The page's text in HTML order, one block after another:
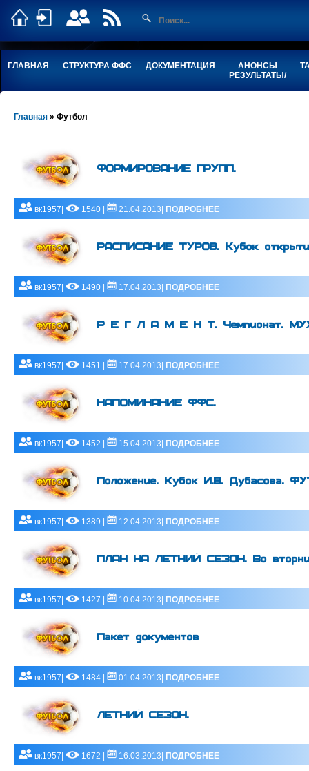
ГЛАВНАЯ СТРУКТУРА ФФС ДОКУМЕНТАЦИЯ
АНОНСЫ
РЕЗУЛЬТАТЫ/
Главная » Футбол
ФОРМИРОВАНИЕ ГРУПП.
вк1957| 1540 | 21.04.2013| ПОДРОБНЕЕ
РАСПИСАНИЕ ТУРОВ. Кубок
вк1957| 1490 | 17.04.2013| ПОДРОБНЕЕ
Р Е Г Л А М Е Н Т. Чемпионат.
вк1957| 1451 | 17.04.2013| ПОДРОБНЕЕ
НАПОМИНАНИЕ ФФС.
вк1957| 1452 | 15.04.2013| ПОДРОБНЕЕ
Положение. Кубок И.В. Дубасова.
вк1957| 1389 | 12.04.2013| ПОДРОБНЕЕ
ПЛАН НА ЛЕТНИЙ СЕЗОН. Во
вк1957| 1427 | 10.04.2013| ПОДРОБНЕЕ
Пакет документов
вк1957| 1484 | 01.04.2013| ПОДРОБНЕЕ
ЛЕТНИЙ СЕЗОН.
вк1957| 1672 | 16.03.2013| ПОДРОБНЕЕ